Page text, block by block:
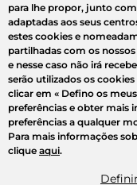
para lhe propor, junto
adaptadas aos seus
estes cookies e
partilhadas com os
e nesse caso não irá
serão utilizados os
clicar em « Defino os
preferências e obter mais
preferências a qualquer
Para mais informações
clique aqui.